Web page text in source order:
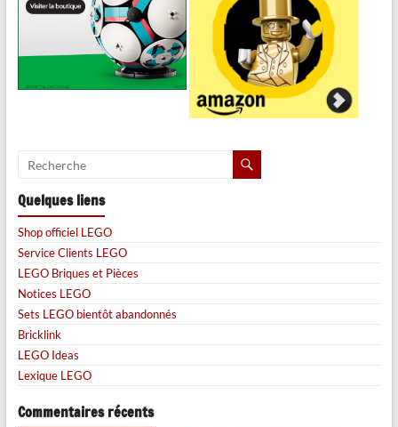
Quelques liens
Shop officiel LEGO
Service Clients LEGO
LEGO Briques et Pièces
Notices LEGO
Sets LEGO bientôt abandonnés
Bricklink
LEGO Ideas
Lexique LEGO
Commentaires récents